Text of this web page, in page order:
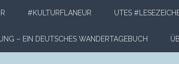
#KULTURFLANEUR UTES
– EIN DEUTSCHES WANDERTAGEBUCH